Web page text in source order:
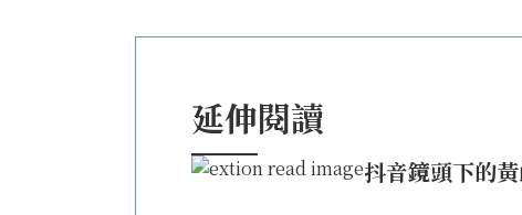
延伸閱讀
抖音鏡頭下的